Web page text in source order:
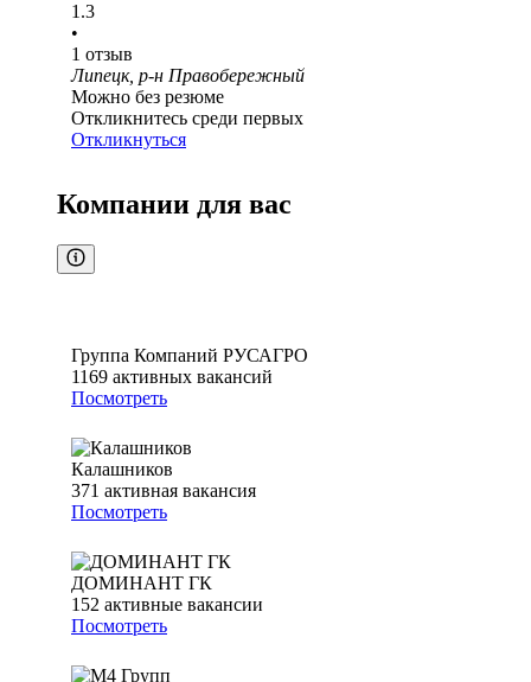
1.3
•
1 отзыв
Липецк, р-н Правобережный
Можно без резюме
Откликнитесь среди первых
Откликнуться
Компании для вас
Группа Компаний РУСАГРО
1169 активных вакансий
Посмотреть
Калашников
371 активная вакансия
Посмотреть
ДОМИНАНТ ГК
152 активные вакансии
Посмотреть